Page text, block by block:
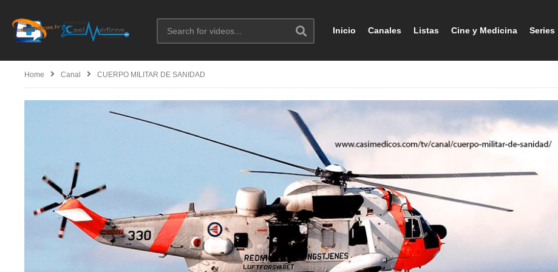
Inicio Canales Listas Cine y Medicina Series
Home Canal CUERPO MILITAR DE SANIDAD